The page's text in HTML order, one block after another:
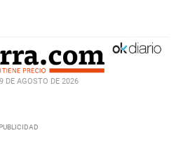
DE AGOSTO DE 2026